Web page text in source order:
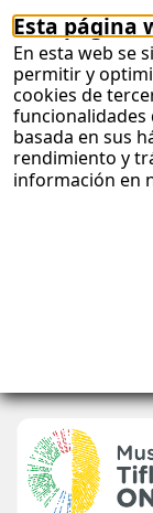
Esta página
En esta web se
permitir y
cookies de
funcionalidades
basada en sus
rendimiento y
información en